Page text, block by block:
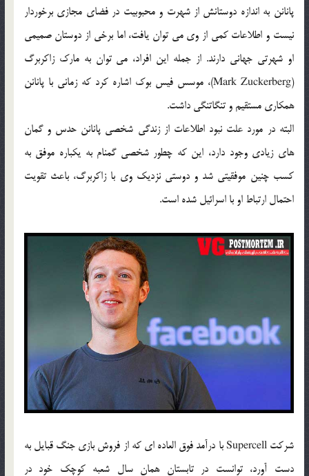
پانانن به اندازه دوستانش از شهرت و محبوبیت در فضای مجازی برخوردار
نیست و اطلاعات کمی از وی می توان یافت، اما برخی از دوستان صمیمی
او شهرتی جهانی دارند. از جمله این افراد، می توان به مارک زاکربرگ
(Mark Zuckerberg)، موسس فیس بوک اشاره کرد که زمانی با پانانن
همکاری مستقیم و تنگاتنگی داشت.
البته در مورد علت نبود اطلاعات از زندگی شخصی پانانن حدس و گمان
های زیادی وجود دارد، این که چطور شخصی گمنام به یکباره موفق به
کسب چنین موفقیتی شد و دوستی نزدیک وی با زاکربرگ، باعث تقویت
احتمال ارتباط او با اسرائیل شده است.
شرکت Supercell با درآمد فوق العاده ای که از فروش بازی جنگ قبایل به
دست آورد، توانست در تابستان همان سال شعبه کوچک خود در